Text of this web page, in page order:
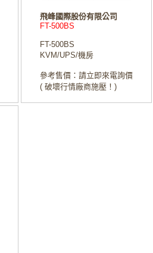
飛峰國際股份有限公司
FT-500BS
FT-500BS
KVM/UPS/機房
參考售價：請立即來電詢價
( 破壞行情廠商施壓！)